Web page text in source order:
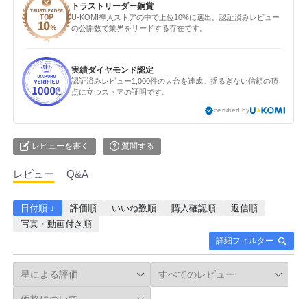
トラストリーダー銅賞
U-KOMI導入ストアの中で上位10%に選出。認証済みレビュー
の公開数で業界をリードする存在です。
実績ダイヤモンド認定
認証済みレビュー1,000件の大台を達成。揺るぎない信頼の頂
点に立つストアの証明です。
certified by
レビューを書く 質問する
レビュー Q&A
詳細フィルター
日付順 ↓ 評価順 いいね数順 購入確認順
返信順
写真・動画付き順